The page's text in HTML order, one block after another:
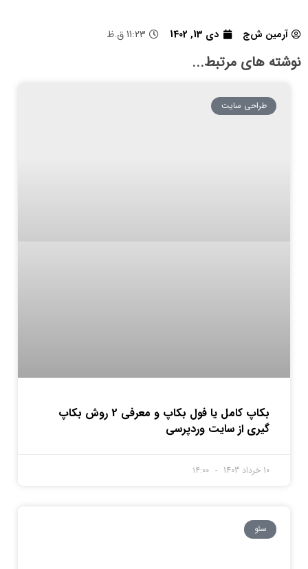
آرمین ش‌ج دی 13, 1402 11:23 ق.ظ
نوشته های مرتبط...
طراحی سایت
بکاپ کامل یا فول بکاپ و معرفی 2 روش بکاپ
گیری از سایت وردپرسی
10 خرداد 1403
سئو